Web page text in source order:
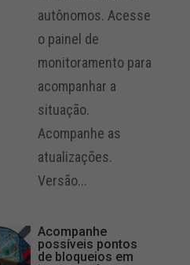
autônomos. Acesse
o painel de
monitoramento para
acompanhar a
situação.
Acompanhe as
atualizações.
Versão...
Acompanhe
possíveis pontos
de bloqueios em